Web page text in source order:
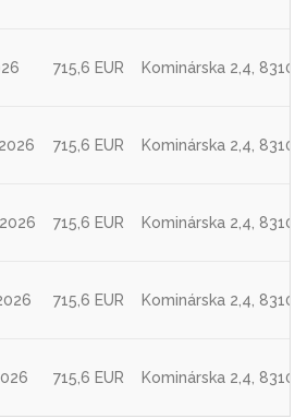
715,6 EUR Kominárska 2,4,
715,6 EUR Kominárska 2,4,
715,6 EUR Kominárska 2,4,
715,6 EUR Kominárska 2,4,
715,6 EUR Kominárska 2,4,